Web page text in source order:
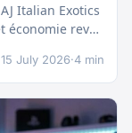
Italian Exotics
économie revue
15 July 2026·4 min